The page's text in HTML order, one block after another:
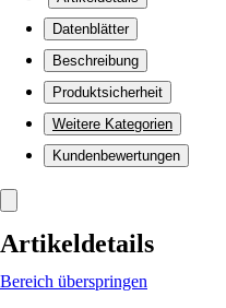
Datenblätter
Beschreibung
Produktsicherheit
Weitere Kategorien
Kundenbewertungen
Artikeldetails
Bereich überspringen